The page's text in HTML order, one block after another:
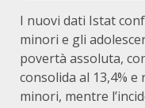
I nuovi dati Istat
minori e gli
povertà assoluta,
consolida al 13,4%
minori, mentre